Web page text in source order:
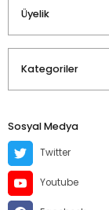
Üyelik
Kategoriler
Sosyal Medya
Twitter
Youtube